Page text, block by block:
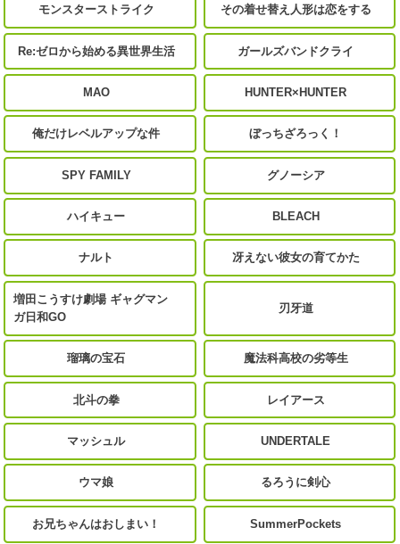
モンスターストライク その着せ替え人形は恋をする
Re:ゼロから始める異世界生活 ガールズバンドクライ
MAO HUNTER×HUNTER
俺だけレベルアップな件 ぼっちざろっく！
SPY FAMILY グノーシア
ハイキュー BLEACH
ナルト 冴えない彼女の育てかた
増田こうすけ劇場 ギャグマン
ガ日和GO
刃牙道
瑠璃の宝石 魔法科高校の劣等生
北斗の拳 レイアース
マッシュル UNDERTALE
ウマ娘 るろうに剣心
お兄ちゃんはおしまい！ SummerPockets